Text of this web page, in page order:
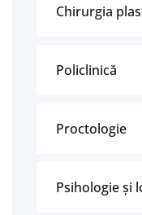
Chirurgia
Policlinică
Proctologie
Psihologie și